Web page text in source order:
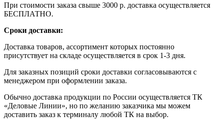
При стоимости заказа свыше 3000 р. доставка осуществляется
БЕСПЛАТНО.
Сроки доставки:
Доставка товаров, ассортимент которых постоянно
присутствует на складе осуществляется в срок 1-3 дня.
Для заказных позиций сроки доставки согласовываются с
менеджером при оформлении заказа.
Обычно доставка продукции по России осуществляется ТК
«Деловые Линии», но по желанию заказчика мы можем
доставить заказ к терминалу любой ТК на выбор.